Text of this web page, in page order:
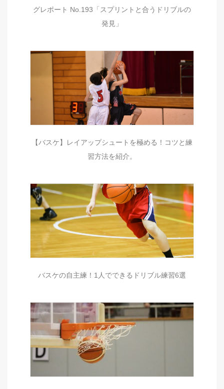
グレポート No.193「スプリントと合うドリブルの
発見」
【バスケ】レイアップシュートを極める！コツと練
習方法を紹介。
バスケの自主練！1人でできるドリブル練習6選